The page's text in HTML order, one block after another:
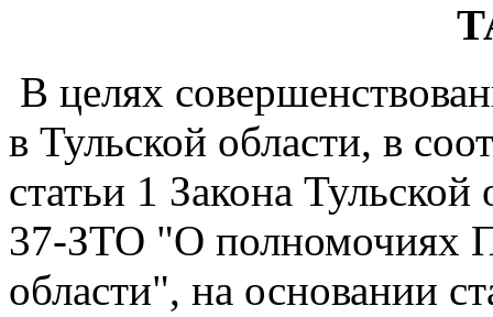
В целях
в Тульской области, в
статьи 1 Закона
37-ЗТО "О полномочиях
области", на основании